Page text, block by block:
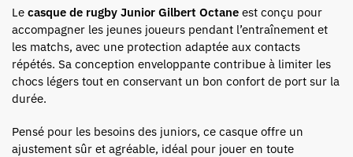
Le casque de rugby Junior Gilbert Octane est conçu pour
accompagner les jeunes joueurs pendant l’entraînement et
les matchs, avec une protection adaptée aux contacts
répétés. Sa conception enveloppante contribue à limiter les
chocs légers tout en conservant un bon confort de port sur la
durée.
Pensé pour les besoins des juniors, ce casque offre un
ajustement sûr et agréable, idéal pour jouer en toute